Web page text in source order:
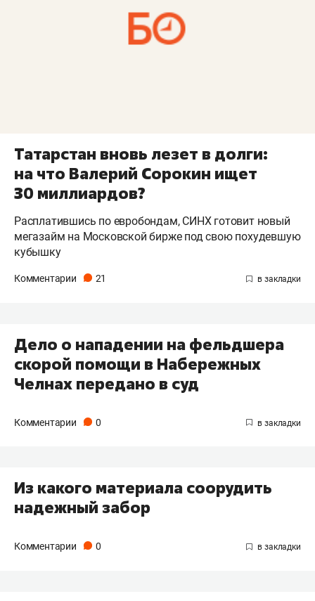
Татарстан вновь лезет в долги:
на что Валерий Сорокин ищет
30 миллиардов?
Расплатившись по евробондам, СИНХ готовит новый
мегазайм на Московской бирже под свою похудевшую
кубышку
Комментарии 21
Дело о нападении на фельдшера
скорой помощи в Набережных
Челнах передано в суд
Комментарии 0
Из какого материала соорудить
надежный забор
Комментарии 0